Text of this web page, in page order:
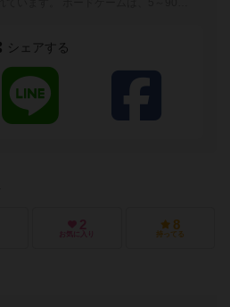
シェアする
2
お気に入り
8
持ってる